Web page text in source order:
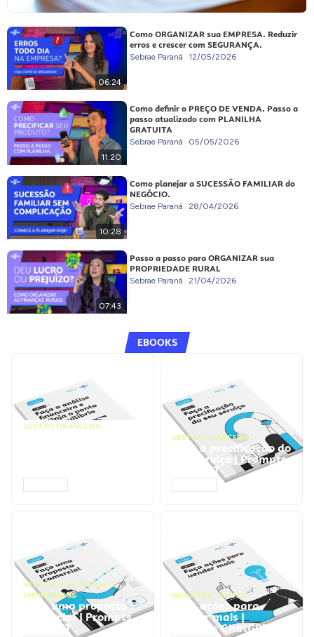
06:24
Como ORGANIZAR sua EMPRESA. Reduzir
erros e crescer com SEGURANÇA.
Sebrae Paraná 12/05/2026
11:20
Como definir o PREÇO DE VENDA. Passo a
passo atualizado com PLANILHA
GRATUITA
Sebrae Paraná 05/05/2026
10:28
Como planejar a SUCESSÃO FAMILIAR do
NEGÓCIO.
Sebrae Paraná 28/04/2026
07:43
Passo a passo para ORGANIZAR sua
PROPRIEDADE RURAL
Sebrae Paraná 21/04/2026
EBOOKS
GESTÃO FINANCEIRA
GESTÃO FINANCEIRA
Faça a precificação do
seu serviço | Prompts
ChatGPT
NEGÓCIOS, PROCESSOS
EMPRESARIAIS
Faça uma proposta
comercial | Prompts
ChatGPT
NEGÓCIOS, VENDAS
Faça ações para
vender mais |
Prompts ChatGPT